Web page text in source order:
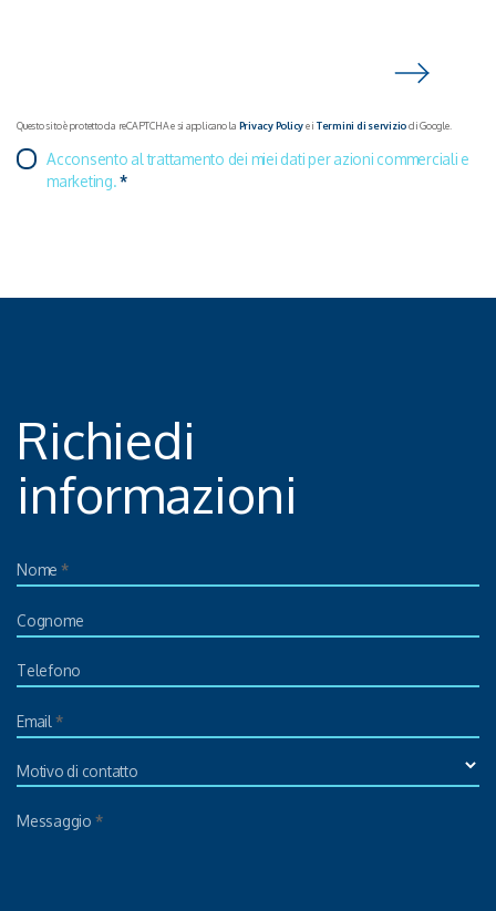
Questo sito è protetto da reCAPTCHA e si applicano la Privacy Policye i Termini di serviziodi Google.
Acconsento al trattamento dei miei dati per azioni commerciali e
marketing.*
Richiedi
informazioni
Nome *
Cognome
Telefono
Email *
Motivo di contatto
Messaggio *